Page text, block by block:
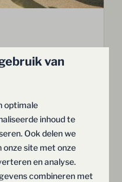
Van
en van
van
optimale
inhoud te
Ook delen we
site met onze
en analyse.
combineren met